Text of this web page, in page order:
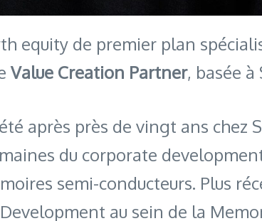
equity de premier plan
Value Creation Partner, basée à
après près de vingt ans chez
du corporate
semi-conducteurs. Plus
au sein de la